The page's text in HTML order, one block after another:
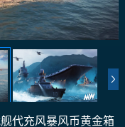
代充风暴风币黄金箱